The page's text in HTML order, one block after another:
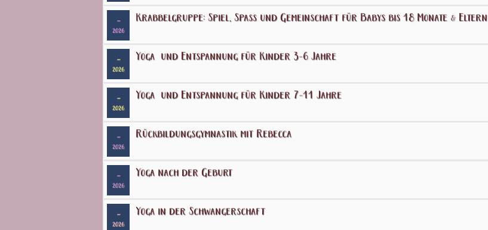
-
2026
Krabbelgruppe: Spiel, Spaß und Gemeinschaft für Babys bis 18 Monate & Eltern
-
2026
Yoga und Entspannung für Kinder 3-6 Jahre
-
2026
Yoga und Entspannung für Kinder 7-11 Jahre
-
2026
Rückbildungsgymnastik mit Rebecca
-
2026
Yoga nach der Geburt
-
2026
Yoga in der Schwangerschaft